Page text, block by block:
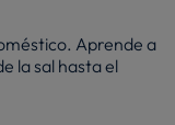
Aprende a
la sal hasta el